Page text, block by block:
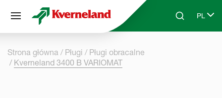
Skip to main contentSearchPL
Select
Strona główna Pługi
Pługi obracalne
Kverneland 3400 B VARIOMAT
Panel zarządzania plikami cookies